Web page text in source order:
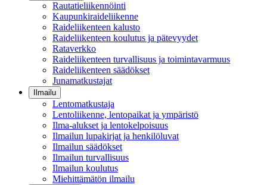
Rautatieliikennöinti
Kaupunkiraideliikenne
Raideliikenteen kalusto
Raideliikenteen koulutus ja pätevyydet
Rataverkko
Raideliikenteen turvallisuus ja toimintavarmuus
Raideliikenteen säädökset
Junamatkustajat
Ilmailu
Lentomatkustaja
Lentoliikenne, lentopaikat ja ympäristö
Ilma-alukset ja lentokelpoisuus
Ilmailun lupakirjat ja henkilöluvat
Ilmailun säädökset
Ilmailun turvallisuus
Ilmailun koulutus
Miehittämätön ilmailu